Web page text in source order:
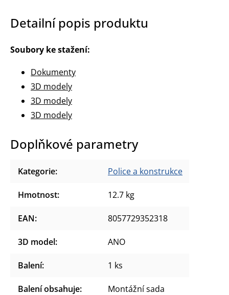
Detailní popis produktu
Soubory ke stažení:
Dokumenty
3D modely
3D modely
3D modely
Doplňkové parametry
Kategorie: Police a konstrukce
Hmotnost: 12.7 kg
EAN: 8057729352318
3D model: ANO
Balení: 1 ks
Balení obsahuje: Montážní sada